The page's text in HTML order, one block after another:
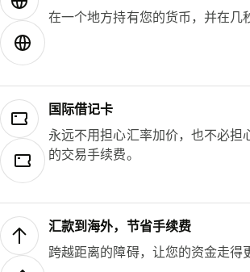
在一个地方持有您的货币，并在几
国际借记卡
永远不用担心汇率加价，也不必担
的交易手续费。
汇款到海外，节省手续费
跨越距离的障碍，让您的资金走得